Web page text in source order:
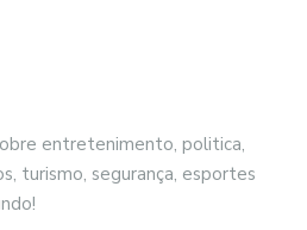
entretenimento, politica,
turismo, segurança, esportes